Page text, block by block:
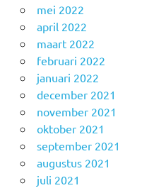
mei 2022
april 2022
maart 2022
februari 2022
januari 2022
december 2021
november 2021
oktober 2021
september 2021
augustus 2021
juli 2021